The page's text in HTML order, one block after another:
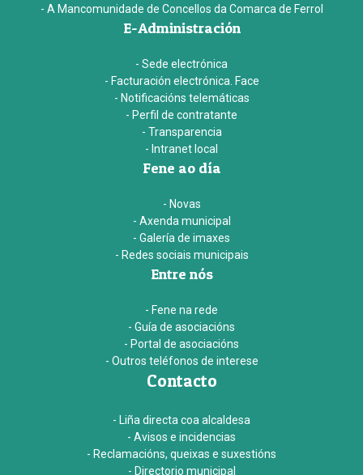
- A Mancomunidade de Concellos da Comarca de Ferrol
E-Administración
- Sede electrónica
- Facturación electrónica. Face
- Notificacións telemáticas
- Perfil de contratante
- Transparencia
- Intranet local
Fene ao día
- Novas
- Axenda municipal
- Galería de imaxes
- Redes sociais municipais
Entre nós
- Fene na rede
- Guía de asociacións
- Portal de asociacións
- Outros teléfonos de interese
Contacto
- Liña directa coa alcaldesa
- Avisos e incidencias
- Reclamacións, queixas e suxestións
- Directorio municipal